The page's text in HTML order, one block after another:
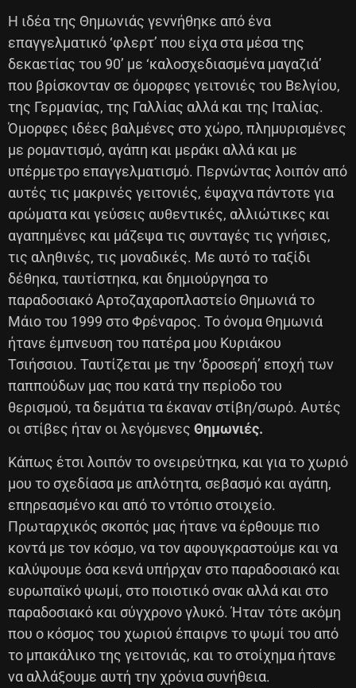
Η ιδέα της Θημωνιάς γεννήθηκε από ένα
επαγγελματικό ‘φλερτ’ που είχα στα μέσα της
δεκαετίας του 90’ με ‘καλοσχεδιασμένα μαγαζιά’
που βρίσκονταν σε όμορφες γειτονιές του Βελγίου,
της Γερμανίας, της Γαλλίας αλλά και της Ιταλίας.
Όμορφες ιδέες βαλμένες στο χώρο, πλημυρισμένες
με ρομαντισμό, αγάπη και μεράκι αλλά και με
υπέρμετρο επαγγελματισμό. Περνώντας λοιπόν από
αυτές τις μακρινές γειτονιές, έψαχνα πάντοτε για
αρώματα και γεύσεις αυθεντικές, αλλιώτικες και
αγαπημένες και μάζεψα τις συνταγές τις γνήσιες,
τις αληθινές, τις μοναδικές. Με αυτό το ταξίδι
δέθηκα, ταυτίστηκα, και δημιούργησα το
παραδοσιακό Αρτοζαχαροπλαστείο Θημωνιά το
Μάιο του 1999 στο Φρέναρος. Το όνομα Θημωνιά
ήτανε έμπνευση του πατέρα μου Κυριάκου
Τσιήσσιου. Ταυτίζεται με την ‘δροσερή’ εποχή των
παππούδων μας που κατά την περίοδο του
θερισμού, τα δεμάτια τα έκαναν στίβη/σωρό. Αυτές
οι στίβες ήταν οι λεγόμενες Θημωνιές.
Κάπως έτσι λοιπόν το ονειρεύτηκα, και για το χωριό
μου το σχεδίασα με απλότητα, σεβασμό και αγάπη,
επηρεασμένο και από το ντόπιο στοιχείο.
Πρωταρχικός σκοπός μας ήτανε να έρθουμε πιο
κοντά με τον κόσμο, να τον αφουγκραστούμε και να
καλύψουμε όσα κενά υπήρχαν στο παραδοσιακό και
ευρωπαϊκό ψωμί, στο ποιοτικό σνακ αλλά και στο
παραδοσιακό και σύγχρονο γλυκό. Ήταν τότε ακόμη
που ο κόσμος του χωριού έπαιρνε το ψωμί του από
το μπακάλικο της γειτονιάς, και το στοίχημα ήτανε
να αλλάξουμε αυτή την χρόνια συνήθεια.